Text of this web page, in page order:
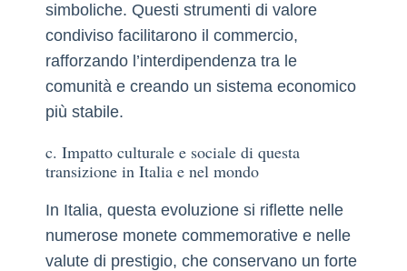
simboliche. Questi strumenti di valore
condiviso facilitarono il commercio,
rafforzando l’interdipendenza tra le
comunità e creando un sistema economico
più stabile.
c. Impatto culturale e sociale di questa
transizione in Italia e nel mondo
In Italia, questa evoluzione si riflette nelle
numerose monete commemorative e nelle
valute di prestigio, che conservano un forte